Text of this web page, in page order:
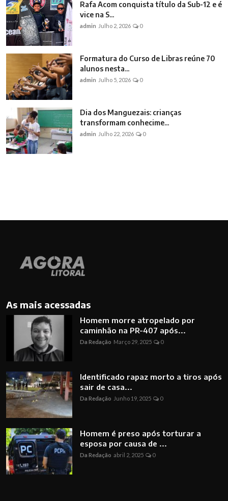
Rafa Acom conquista título da Sub-12 e é
vice na S...
admin Julho 2, 2026 0
Formatura do Curso de Libras reúne 70
alunos nesta...
admin Julho 5, 2026 0
Dia dos Manguezais: crianças
transformam conhecime...
admin Julho 22, 2026 0
As mais acessadas
Homem morre atropelado por
caminhão na PR-407 após...
Da Redação Março 29, 2025 0
Identificado rapaz morto a tiros após
sair de casa...
Da Redação Junho 19, 2025 0
Homem é preso após torturar a
esposa por causa de ...
Da Redação abril 2, 2025 0